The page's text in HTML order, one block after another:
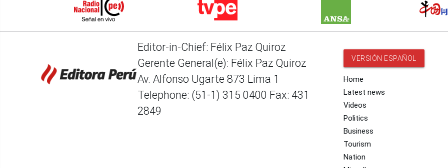
Editor-in-Chief: Félix Paz Quiroz
Gerente General(e): Félix Paz Quiroz
Av. Alfonso Ugarte 873 Lima 1
Telephone: (51-1) 315 0400 Fax: 431
2849
VERSIÓN ESPAÑOL
Home
Latest news
Videos
Politics
Business
Tourism
Nation